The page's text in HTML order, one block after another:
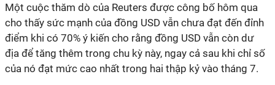
Một cuộc thăm dò của Reuters được công bố hôm qua
cho thấy sức mạnh của đồng USD vẫn chưa đạt đến đỉnh
điểm khi có 70% ý kiến cho rằng đồng USD vẫn còn dư
địa để tăng thêm trong chu kỳ này, ngay cả sau khi chỉ số
của nó đạt mức cao nhất trong hai thập kỷ vào tháng 7.